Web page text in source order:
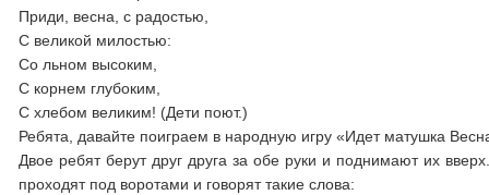
Приди, весна, с радостью,
С великой милостью:
Со льном высоким,
С корнем глубоким,
С хлебом великим! (Дети поют.)
Ребята, давайте поиграем в народную игру «Идет матушка
Двое ребят берут друг друга за обе руки и поднимают их
проходят под воротами и говорят такие слова: